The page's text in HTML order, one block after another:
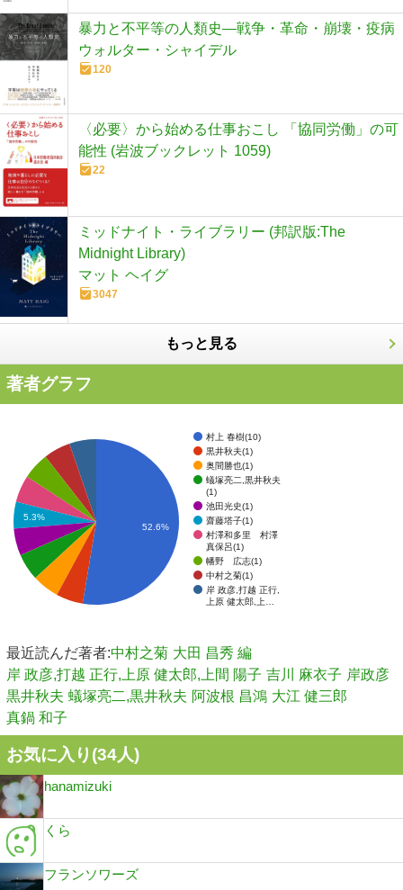
暴力と不平等の人類史―戦争・革命・崩壊・疫病
ウォルター・シャイデル
120
〈必要〉から始める仕事おこし 「協同労働」の可
能性 (岩波ブックレット 1059)
22
ミッドナイト・ライブラリー (邦訳版:The
Midnight Library)
マット ヘイグ
3047
もっと見る
著者グラフ
村上 春樹(10)
黒井秋夫(1)
奥間勝也(1)
蟻塚亮二,黒井秋夫
(1)
池田光史(1)
齋藤塔子(1)
村澤和多里 村澤
真保呂(1)
幡野 広志(1)
中村之菊(1)
岸 政彦,打越 正行,
上原 健太郎,上…
5.3%
52.6%
最近読んだ著者:中村之菊 大田 昌秀 編
岸 政彦,打越 正行,上原 健太郎,上間 陽子 吉川 麻衣子 岸政彦
黒井秋夫 蟻塚亮二,黒井秋夫 阿波根 昌鴻 大江 健三郎
真鍋 和子
お気に入り(34人)
hanamizuki
くら
フランソワーズ